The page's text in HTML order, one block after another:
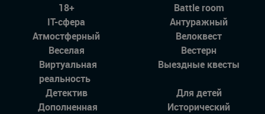
18+
Battle room
IT-сфера
Антуражный
Атмостферный
Велоквест
Веселая
Вестерн
Виртуальная
реальность
Выездные квесты
Детектив
Для детей
Дополненная
Исторический